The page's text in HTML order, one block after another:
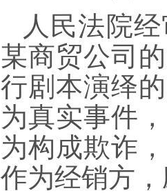
人民法院
某商贸公司
行剧本演绎
为真实事件
为构成欺诈
作为经销方